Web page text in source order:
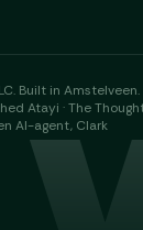
Built in Amstelveen.
Atayi · The
AI-agent, Clark